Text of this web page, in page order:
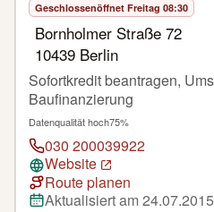
Geschlossenöffnet Freitag 08:30
Bornholmer Straße 72
10439 Berlin
Sofortkredit beantragen,
Baufinanzierung
Datenqualität hoch75%
030 200039922
Website
Route planen
Aktualisiert am 24.07.2015